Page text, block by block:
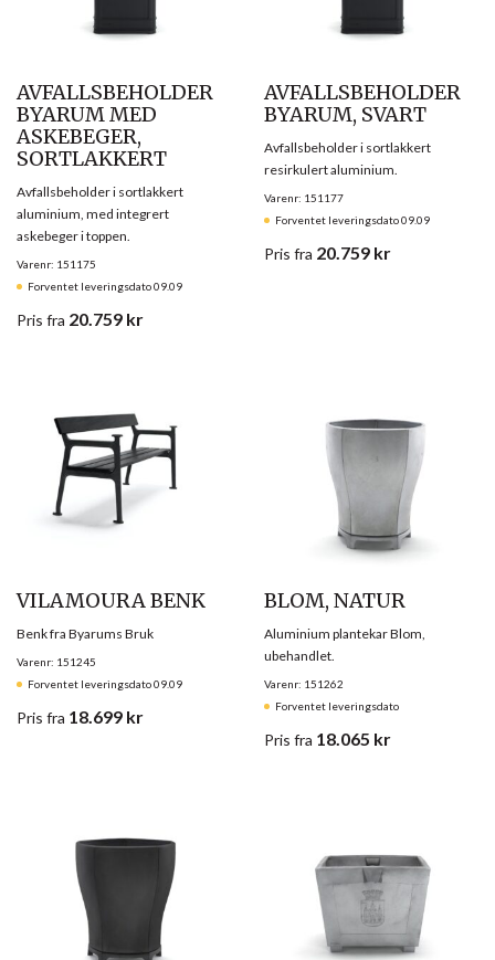
AVFALLSBEHOLDER
BYARUM MED
ASKEBEGER,
SORTLAKKERT
Varenr: 151175
Forventet leveringsdato 09.09
Avfallsbeholder i sortlakkert
aluminium, med integrert
askebeger i toppen.
Pris fra 20.759 kr
AVFALLSBEHOLDER
BYARUM, SVART
Varenr: 151177
Forventet leveringsdato 09.09
Avfallsbeholder i sortlakkert
resirkulert aluminium.
Pris fra 20.759 kr
VILAMOURA BENK
Varenr: 151245
Forventet leveringsdato 09.09
Benk fra Byarums Bruk
Pris fra 18.699 kr
BLOM, NATUR
Varenr: 151262
Forventet leveringsdato
Aluminium plantekar Blom,
ubehandlet.
Pris fra 18.065 kr